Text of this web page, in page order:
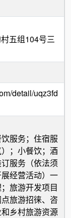
五组104号三
detail/uqz3fd
服务；住宿服
；小餐饮；酒
服务（依法须
经营活动）一
旅游开发项目
旅游招徕、咨
乡村旅游资源